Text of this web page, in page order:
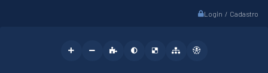
Login / Cadastro